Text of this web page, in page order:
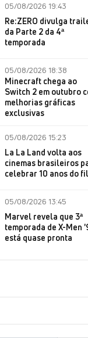
05/08/2026 19:43
Re:ZERO divulga
da Parte 2 da 4ª
temporada
05/08/2026 18:38
Minecraft chega ao
Switch 2 em outubro
melhorias gráficas
exclusivas
05/08/2026 15:23
La La Land volta aos
cinemas brasileiros
celebrar 10 anos do
05/08/2026 13:45
Marvel revela que 3ª
temporada de X-Men
está quase pronta